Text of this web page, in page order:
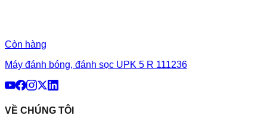
Còn hàng
Máy đánh bóng, đánh sọc UPK 5 R 111236
VỀ CHÚNG TÔI